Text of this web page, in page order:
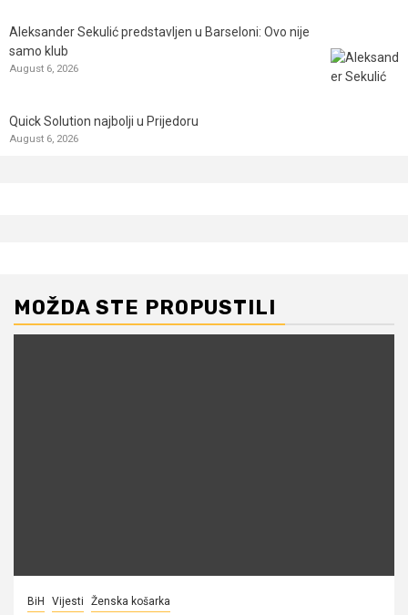
Aleksander Sekulić predstavljen u Barseloni: Ovo nije
samo klub
August 6, 2026
Quick Solution najbolji u Prijedoru
August 6, 2026
MOŽDA STE PROPUSTILI
BiH Vijesti Ženska košarka